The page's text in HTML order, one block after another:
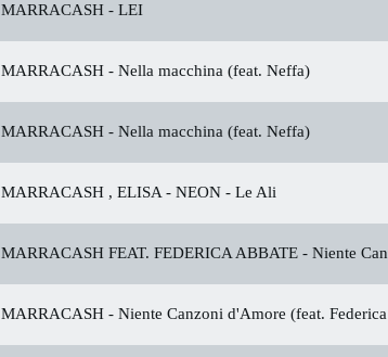
MARRACASH - LEI
MARRACASH - Nella macchina (feat. Neffa)
MARRACASH - Nella macchina (feat. Neffa)
MARRACASH , ELISA - NEON - Le Ali
MARRACASH FEAT. FEDERICA ABBATE - Niente
MARRACASH - Niente Canzoni d'Amore (feat.